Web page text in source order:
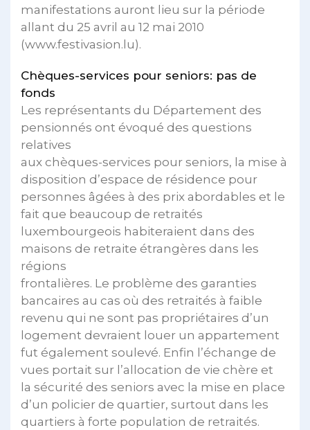
manifestations auront lieu sur la période
allant du 25 avril au 12 mai 2010
(www.festivasion.lu).
Chèques-services pour seniors: pas de
fonds
Les représentants du Département des
pensionnés ont évoqué des questions
relatives
aux chèques-services pour seniors, la mise à
disposition d’espace de résidence pour
personnes âgées à des prix abordables et le
fait que beaucoup de retraités
luxembourgeois habiteraient dans des
maisons de retraite étrangères dans les
régions
frontalières. Le problème des garanties
bancaires au cas où des retraités à faible
revenu qui ne sont pas propriétaires d’un
logement devraient louer un appartement
fut également soulevé. Enfin l’échange de
vues portait sur l’allocation de vie chère et
la sécurité des seniors avec la mise en place
d’un policier de quartier, surtout dans les
quartiers à forte population de retraités.